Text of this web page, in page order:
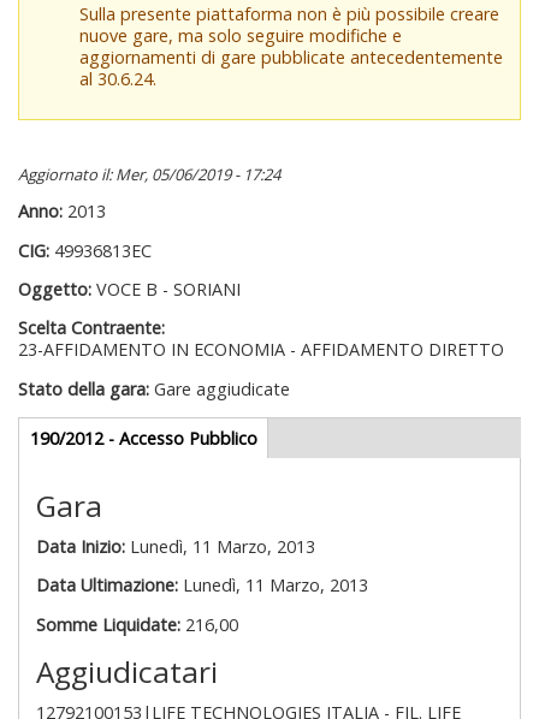
Sulla presente piattaforma non è più possibile creare
nuove gare, ma solo seguire modifiche e
aggiornamenti di gare pubblicate antecedentemente
al 30.6.24.
Aggiornato il: Mer, 05/06/2019 - 17:24
Anno: 2013
CIG: 49936813EC
Oggetto: VOCE B - SORIANI
Scelta Contraente:
23-AFFIDAMENTO IN ECONOMIA - AFFIDAMENTO DIRETTO
Stato della gara: Gare aggiudicate
Gare appalti
190/2012 - Accesso Pubblico(scheda
attiva)
Gara
Data Inizio: Lunedì, 11 Marzo, 2013
Data Ultimazione: Lunedì, 11 Marzo, 2013
Somme Liquidate: 216,00
Aggiudicatari
12792100153|LIFE TECHNOLOGIES ITALIA - FIL. LIFE